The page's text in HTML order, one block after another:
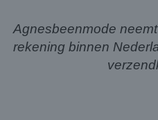
Agnesbeenmode
rekening binnen